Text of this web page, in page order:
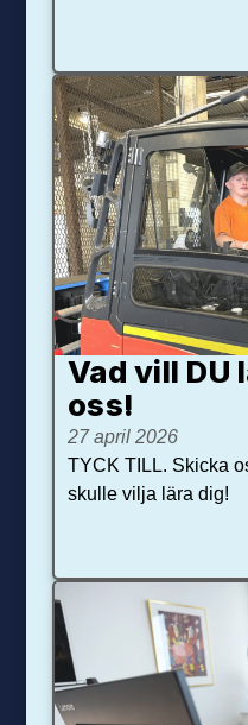
Vad vill DU
oss!
27 april 2026
TYCK TILL. Skicka
skulle vilja lära dig!